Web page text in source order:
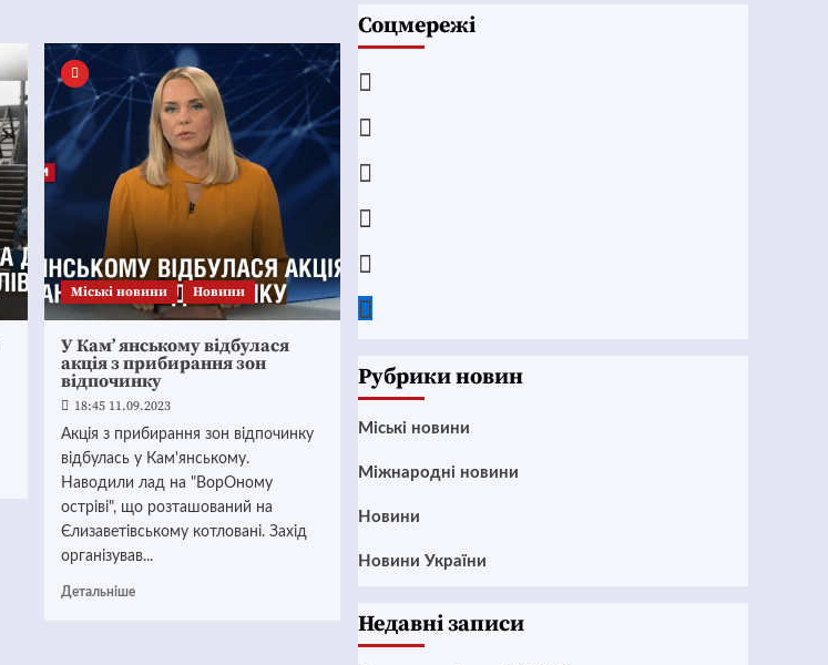
Mіські новини Новини
У Кам’ янському відбулася
акція з прибирання зон
відпочинку
18:45 11.09.2023
Акція з прибирання зон відпочинку
відбулась у Кам'янському.
Наводили лад на "ВорОному
остріві", що розташований на
Єлизаветівському котловані. Захід
організував...
Детальніше
Соцмережі
Рубрики новин
Mіські новини
Міжнародні новини
Новини
Новини України
Недавні записи